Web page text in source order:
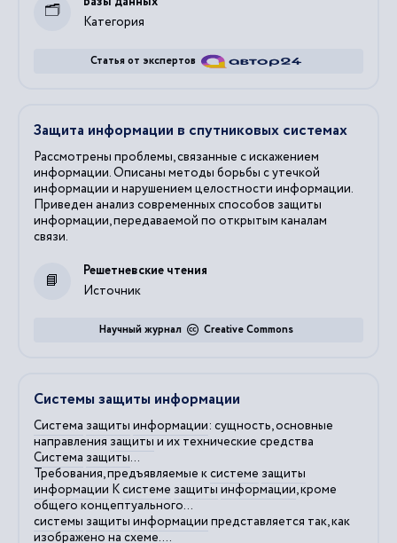
Категория
Статья от экспертов
Защита информации в спутниковых системах
Рассмотрены проблемы, связанные с искажением
информации. Описаны методы борьбы с утечкой
информации и нарушением целостности информации.
Приведен анализ современных способов защиты
информации, передаваемой по открытым каналам
связи.
Источник
Решетневские чтения
Creative Commons
Научный журнал
Системы защиты информации
Система защиты информации: сущность, основные
направлениязащитыи их технические средства
Система защиты...
Требования, предъявляемые ксистеме защиты
информации Ксистеме защитыинформации, кроме
общего концептуального...
системы защиты информации представляется так, как
изображено на схеме....